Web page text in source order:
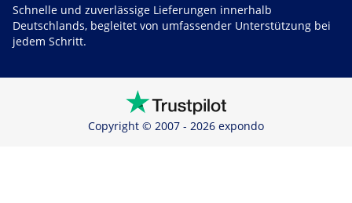
Schnelle und zuverlässige Lieferungen innerhalb
Deutschlands, begleitet von umfassender Unterstützung bei
jedem Schritt.
Copyright © 2007 - 2026 expondo